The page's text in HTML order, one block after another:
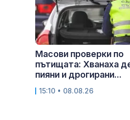
Масови проверки по
пътищата: Хванаха
пияни и дрогирани...
15:10 • 08.08.26